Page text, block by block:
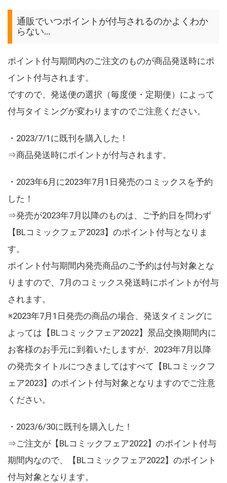
通販でいつポイントが付与されるのかよくわか
らない…
ポイント付与期間内のご注文のものが商品発送時にポ
イント付与されます。
ですので、発送便の選択（毎度便・定期便）によって
付与タイミングが変わりますのでご注意ください。
・2023/7/1に既刊を購入した！
⇒商品発送時にポイントが付与されます。
・2023年6月に2023年7月1日発売のコミックスを予約
した！
⇒発売が2023年7月以降のものは、ご予約日を問わず
【BLコミックフェア2023】のポイント付与となりま
す。
ポイント付与期間内発売商品のご予約は付与対象とな
りますので、7月のコミックス発送時にポイントが付与
されます。
※2023年7月1日発売の商品の場合、発送タイミングに
よっては【BLコミックフェア2022】景品交換期間内に
お客様のお手元に到着いたしますが、2023年7月以降
の発売タイトルにつきましてはすべて【BLコミックフ
ェア2023】のポイント付与対象となりますのでご注意
ください。
・2023/6/30に既刊を購入した！
⇒ご注文が【BLコミックフェア2022】のポイント付与
期間内なので、【BLコミックフェア2022】のポイント
付与対象となります。